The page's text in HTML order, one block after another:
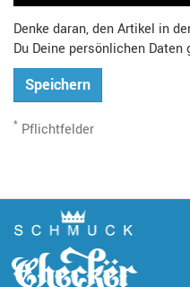
Denke daran, den Artikel in
Du Deine persönlichen
Speichern
* Pflichtfelder